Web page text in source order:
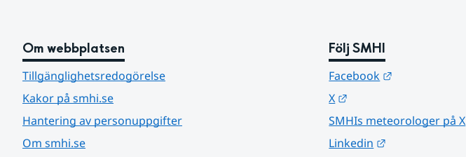
Om webbplatsen
Tillgänglighetsredogörelse
Kakor på smhi.se
Hantering av personuppgifter
Om smhi.se
Följ SMHI
Facebook
X
SMHIs meteorologer på X
Linkedin